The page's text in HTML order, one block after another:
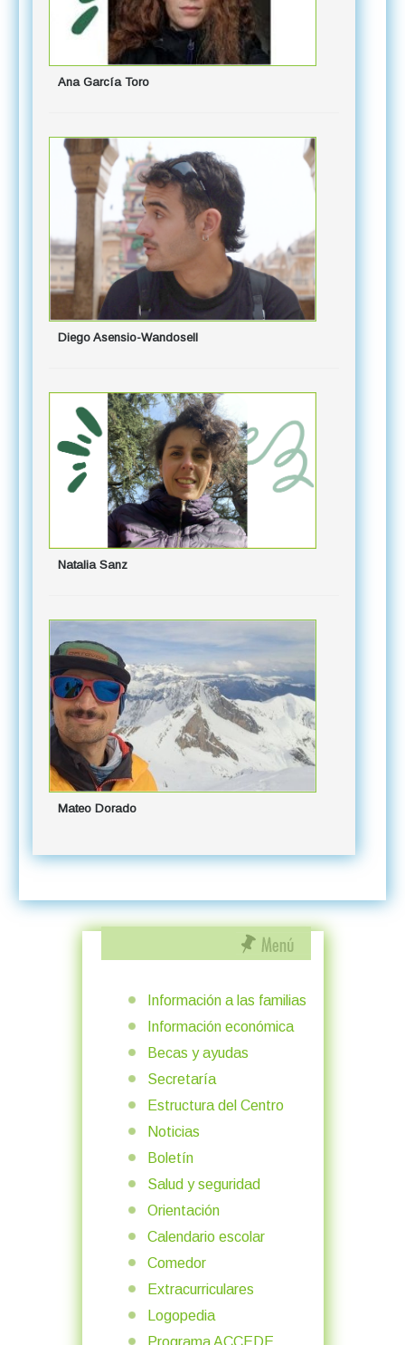
Ana García Toro
Diego Asensio-Wandosell
Natalia Sanz
Mateo Dorado
Información a las familias
Información económica
Becas y ayudas
Secretaría
Estructura del Centro
Noticias
Boletín
Salud y seguridad
Orientación
Calendario escolar
Comedor
Extracurriculares
Logopedia